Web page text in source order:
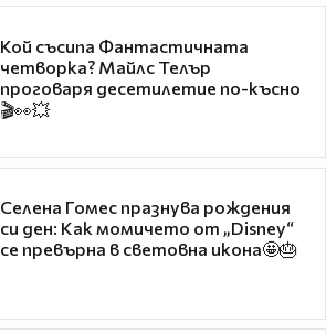
Кой съсипа Фантастичната
четворка? Майлс Телър
проговаря десетилетие по-късно
🎬👀💥
Селена Гомес празнува рождения
си ден: Как момичето от „Disney“
се превърна в световна икона🤩🎂